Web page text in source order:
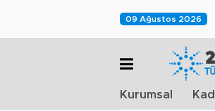
09 Ağustos 2026
Kurumsal